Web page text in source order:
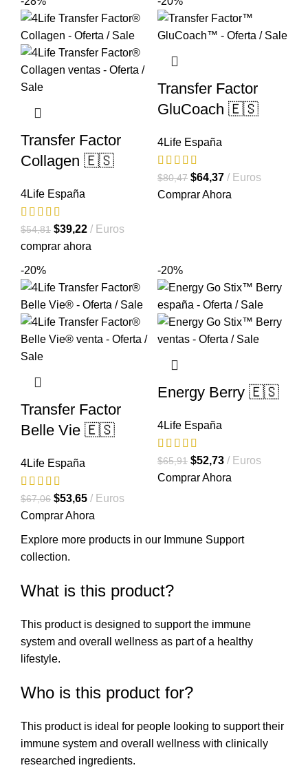
Transfer Factor
Collagen 🇪🇸
4Life España
$54,81 El
precio
$39,22 El
precio
Euros
comprar ahora
Transfer Factor
GluCoach 🇪🇸
4Life España
$80,47 El
precio
$64,37El
precio
Euros
Comprar Ahora
-20%
Transfer Factor
Belle Vie 🇪🇸
4Life España
$67,06 El
precio
$53,65El
precio
es:
Euros
Comprar Ahora
-20%
Energy Berry 🇪🇸
4Life España
$65,91 El
precio
$52,73El
precio
Euros
Comprar Ahora
Explore more products in our Immune Support
collection.
What is this product?
This product is designed to support the immune
system and overall wellness as part of a healthy
lifestyle.
Who is this product for?
This product is ideal for people looking to support their
immune system and overall wellness with clinically
researched ingredients.